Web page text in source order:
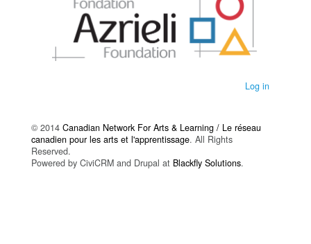
Log in
© 2014 Canadian Network For Arts & Learning / Le réseau
canadien pour les arts et l'apprentissage. All Rights
Reserved.
Powered by CiviCRM and Drupal at Blackfly Solutions.